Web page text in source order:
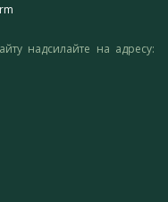
надсилайте на адресу: